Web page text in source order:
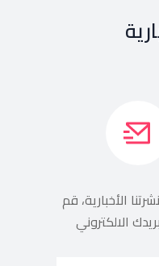
الأخبارية، قم
الالكتروني